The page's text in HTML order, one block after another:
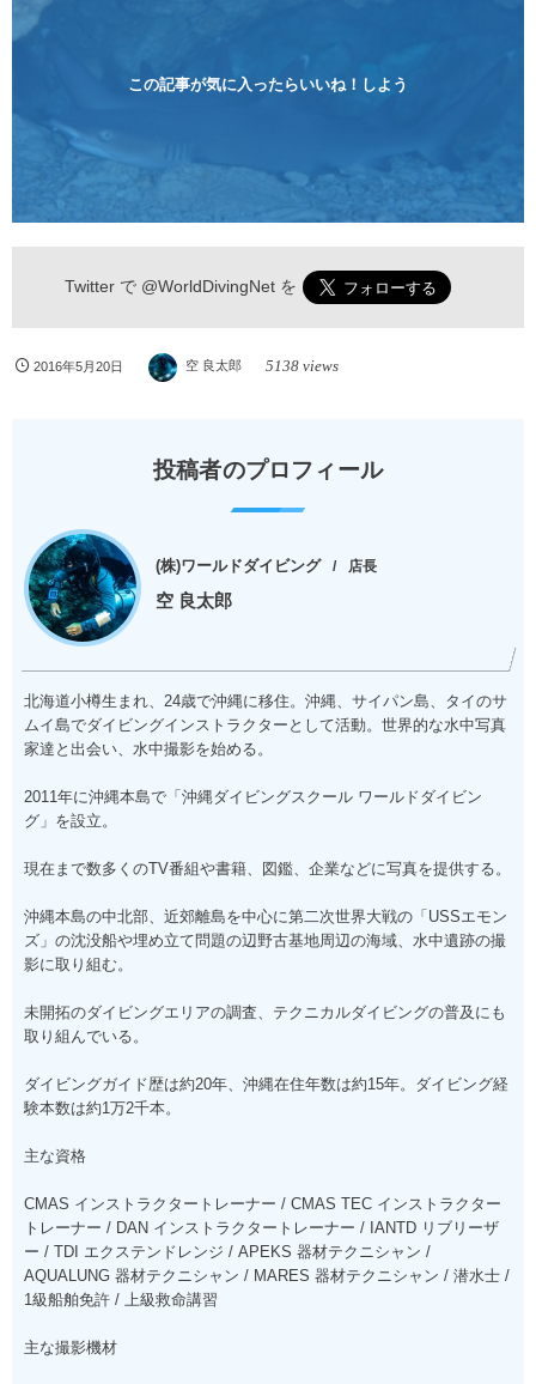
この記事が気に入ったらいいね！しよう
Twitter で @WorldDivingNetを
2016年5月20日 空 良太郎 5138 views
投稿者のプロフィール
(株)ワールドダイビング 店長
空 良太郎
北海道小樽生まれ、24歳で沖縄に移住。沖縄、サイパン島、タイのサ
ムイ島でダイビングインストラクターとして活動。世界的な水中写真
家達と出会い、水中撮影を始める。
2011年に沖縄本島で「沖縄ダイビングスクール ワールドダイビン
グ」を設立。
現在まで数多くのTV番組や書籍、図鑑、企業などに写真を提供する。
沖縄本島の中北部、近郊離島を中心に第二次世界大戦の「USSエモン
ズ」の沈没船や埋め立て問題の辺野古基地周辺の海域、水中遺跡の撮
影に取り組む。
未開拓のダイビングエリアの調査、テクニカルダイビングの普及にも
取り組んでいる。
ダイビングガイド歴は約20年、沖縄在住年数は約15年。ダイビング経
験本数は約1万2千本。
主な資格
CMAS インストラクタートレーナー / CMAS TEC インストラクター
トレーナー / DAN インストラクタートレーナー / IANTD リブリーザ
ー / TDI エクステンドレンジ / APEKS 器材テクニシャン /
AQUALUNG 器材テクニシャン / MARES 器材テクニシャン / 潜水士 /
1級船舶免許 / 上級救命講習
主な撮影機材